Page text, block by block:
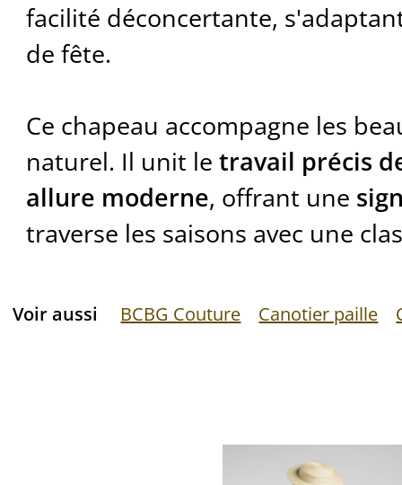
facilité déconcertante,
de fête.
Ce chapeau accompagne les
naturel. Il unit le travail précis
allure moderne, offrant une
traverse les saisons avec une
Voir aussi BCBG Couture Canotier paille